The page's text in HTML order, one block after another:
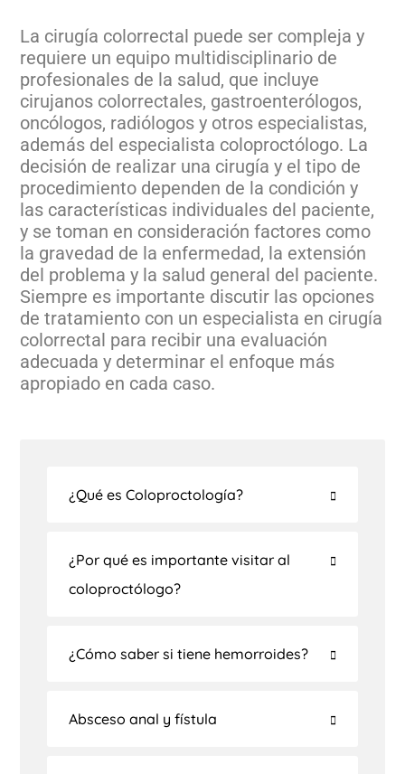
La cirugía colorrectal puede ser compleja y
requiere un equipo multidisciplinario de
profesionales de la salud, que incluye
cirujanos colorrectales, gastroenterólogos,
oncólogos, radiólogos y otros especialistas,
además del especialista coloproctólogo. La
decisión de realizar una cirugía y el tipo de
procedimiento dependen de la condición y
las características individuales del paciente,
y se toman en consideración factores como
la gravedad de la enfermedad, la extensión
del problema y la salud general del paciente.
Siempre es importante discutir las opciones
de tratamiento con un especialista en cirugía
colorrectal para recibir una evaluación
adecuada y determinar el enfoque más
apropiado en cada caso.
¿Qué es Coloproctología?
¿Por qué es importante visitar al
coloproctólogo?
¿Cómo saber si tiene hemorroides?
Absceso anal y fístula